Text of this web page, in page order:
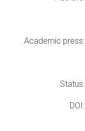
Academic press:
Status:
DOI: